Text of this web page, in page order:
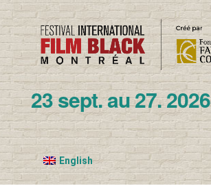
23 sept. au 27. 2026
English